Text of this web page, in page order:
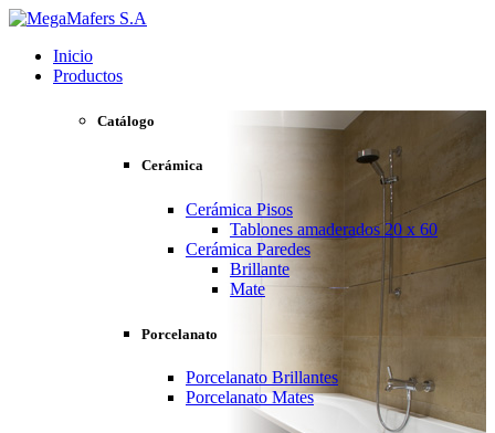
Inicio
Productos
Catálogo
Cerámica
Cerámica Pisos
Tablones amaderados 20 x 60
Cerámica Paredes
Brillante
Mate
Porcelanato
Porcelanato Brillantes
Porcelanato Mates